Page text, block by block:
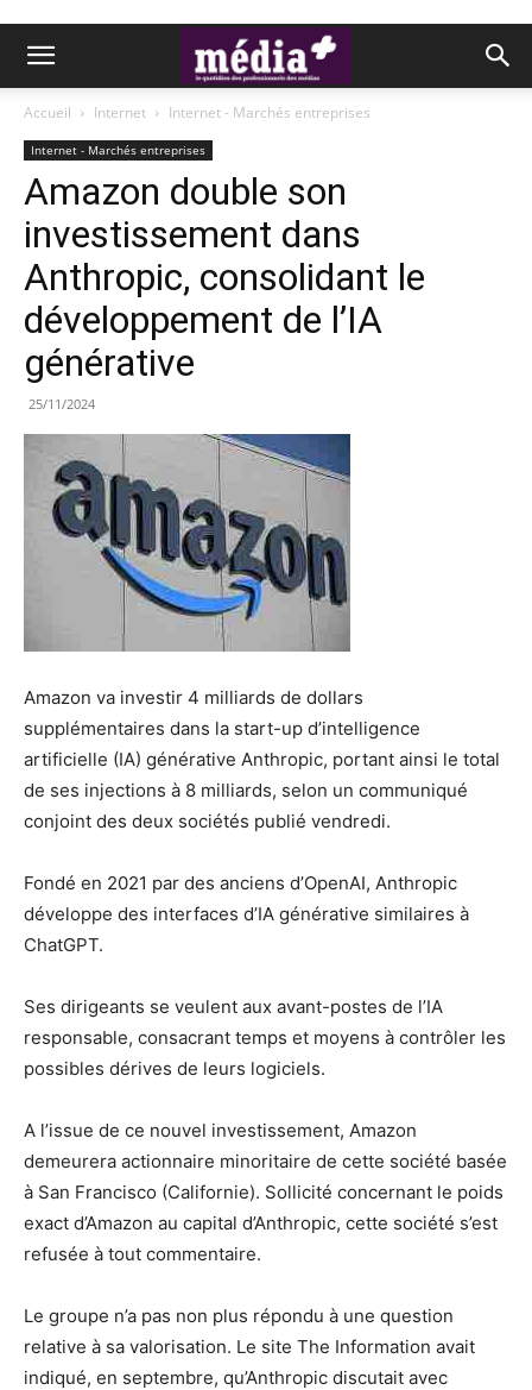
Accueil Internet Internet - Marchés entreprises
Internet - Marchés entreprises
Amazon double son
investissement dans
Anthropic, consolidant le
développement de l’IA
générative
25/11/2024
Amazon va investir 4 milliards de dollars
supplémentaires dans la start-up d’intelligence
artificielle (IA) générative Anthropic, portant ainsi le total
de ses injections à 8 milliards, selon un communiqué
conjoint des deux sociétés publié vendredi.
Fondé en 2021 par des anciens d’OpenAI, Anthropic
développe des interfaces d’IA générative similaires à
ChatGPT.
Ses dirigeants se veulent aux avant-postes de l’IA
responsable, consacrant temps et moyens à contrôler les
possibles dérives de leurs logiciels.
A l’issue de ce nouvel investissement, Amazon
demeurera actionnaire minoritaire de cette société basée
à San Francisco (Californie). Sollicité concernant le poids
exact d’Amazon au capital d’Anthropic, cette société s’est
refusée à tout commentaire.
Le groupe n’a pas non plus répondu à une question
relative à sa valorisation. Le site The Information avait
indiqué, en septembre, qu’Anthropic discutait avec